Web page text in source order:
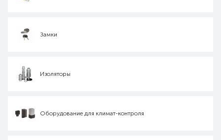
Замки
Изоляторы
Оборудование для климат-контроля